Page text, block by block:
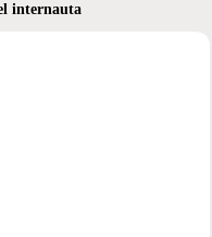
internauta